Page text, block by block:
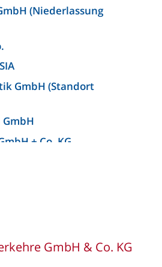
(Niederlassung
GmbH (Standort
+ Co. KG
GmbH
GmbH & Co. KG